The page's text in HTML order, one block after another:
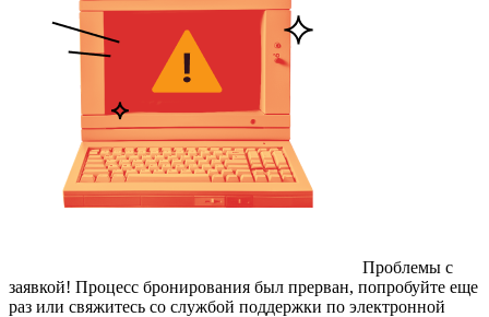
Проблемы с
заявкой! Процесс бронирования был прерван, попробуйте еще
раз или свяжитесь со службой поддержки по электронной